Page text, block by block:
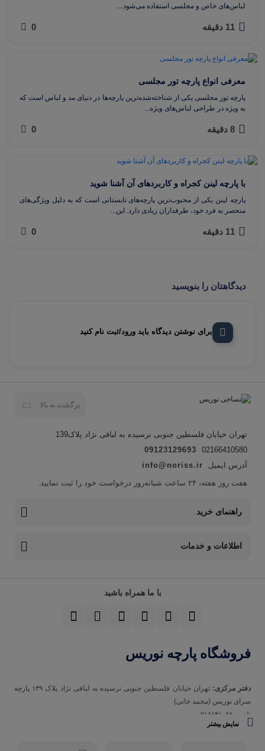
لباس‌های خاص و مجلسی استفاده می‌شود....
11 دقیقه 0
معرفی انواع پارچه تور مجلسی
پارچه تور مجلسی یکی از شناخته‌شده‌ترین پارچه‌ها در دنیای مد و لباس است که
به ویژه در طراحی لباس‌های ویژه...
8 دقیقه 0
با پارچه لینن کجراه و کاربردهای آن آشنا شوید
پارچه لینن یکی از محبوب‌ترین پارچه‌های تابستانی است که به دلیل ویژگی‌های
منحصر به فرد خود، طرفداران زیادی دارد. این...
11 دقیقه 0
دیدگاهتان را بنویسید
برای نوشتن دیدگاه باید ورود/ثبت نام کنید
برگشت به بالا
تهران خیابان فلسطین جنوبی نرسیده به لبافی نژاد پلاک139
02166410580
09123129693
آدرس ایمیل
info@noriss.ir
هفت روز هفته، ۲۴ ساعت شبانه‌روز درخواست خود را ثبت نمایید.
راهنمای خرید
اطلاعات و خدمات
با ما همراه باشید
فروشگاه پارچه نوریس
دفتر مرکزی:
تهران خیابان فلسطین جنوبی نرسیده به لبافی نژاد پلاک ۱۳۹ پارچه‌
سرای نوريس (محمد خانی)
تلفن ۰۲۱۶۶۴۱۰۵۸۰
تلفن همراه 09123129693
نمایش بیشتر